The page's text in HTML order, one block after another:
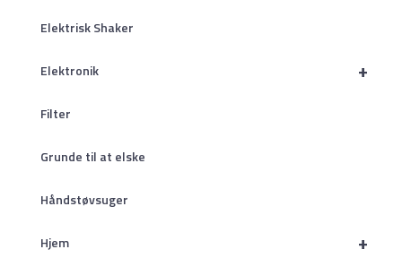
Elektrisk Shaker
+
Elektronik
Filter
Grunde til at elske
Håndstøvsuger
+
Hjem